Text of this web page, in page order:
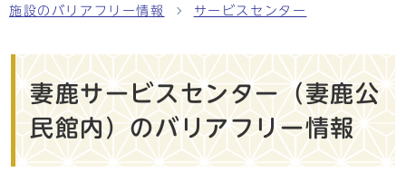
施設のバリアフリー情報 サービスセンター
妻鹿サービスセンター（妻鹿公
民館内）のバリアフリー情報